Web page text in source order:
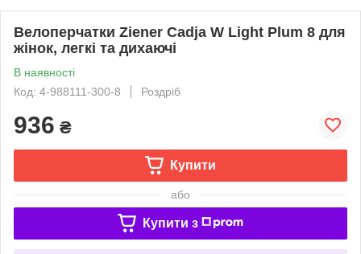
Велоперчатки Ziener Cadja W Light Plum 8 для
жінок, легкі та дихаючі
В наявності
Код: 4-988111-300-8
Роздріб
936 ₴
Купити
або
Купити з